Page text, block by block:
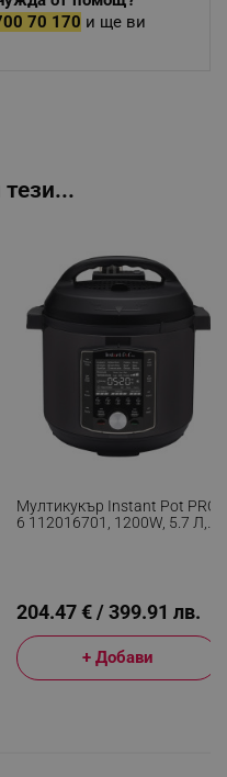
70 170 и ще ви
Мултикукър Instant Pot PRO
6 112016701, 1200W, 5.7 Л,
204.47 € / 399.91 лв.
+ Добави